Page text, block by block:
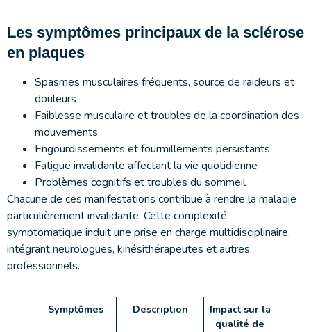
Les symptômes principaux de la sclérose
en plaques
Spasmes musculaires fréquents, source de raideurs et
douleurs
Faiblesse musculaire et troubles de la coordination des
mouvements
Engourdissements et fourmillements persistants
Fatigue invalidante affectant la vie quotidienne
Problèmes cognitifs et troubles du sommeil
Chacune de ces manifestations contribue à rendre la maladie
particulièrement invalidante. Cette complexité
symptomatique induit une prise en charge multidisciplinaire,
intégrant neurologues, kinésithérapeutes et autres
professionnels.
Symptômes Description
Impact sur la
qualité de